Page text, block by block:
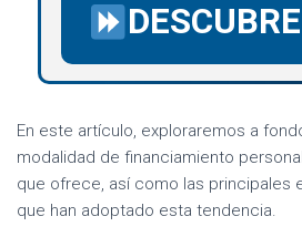
En este artículo, exploraremos a
modalidad de financiamiento
que ofrece, así como las principales
que han adoptado esta tendencia.